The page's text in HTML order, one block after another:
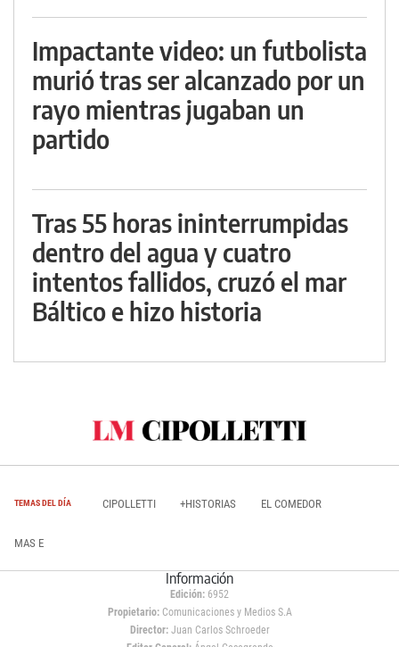
Impactante video: un futbolista
murió tras ser alcanzado por un
rayo mientras jugaban un
partido
Tras 55 horas ininterrumpidas
dentro del agua y cuatro
intentos fallidos, cruzó el mar
Báltico e hizo historia
TEMAS DEL DÍA CIPOLLETTI +HISTORIAS EL COMEDOR
MAS E
Información
Edición: 6952
Propietario:Comunicaciones y Medios S.A
Director: Juan Carlos Schroeder